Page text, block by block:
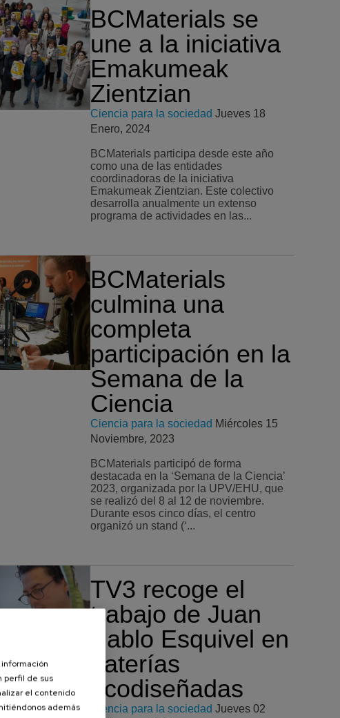
BCMaterials se
une a la iniciativa
Emakumeak
Zientzian
Ciencia para la sociedad Jueves 18
Enero, 2024
BCMaterials participa desde este año
como una de las entidades
coordinadoras de la iniciativa
Emakumeak Zientzian. Este colectivo
desarrolla anualmente un extenso
programa de actividades en las...
BCMaterials
culmina una
completa
participación en la
Semana de la
Ciencia
Ciencia para la sociedad Miércoles 15
Noviembre, 2023
BCMaterials participó de forma
destacada en la ‘Semana de la Ciencia’
2023, organizada por la UPV/EHU, que
se realizó del 8 al 12 de noviembre.
Durante esos cinco días, el centro
organizó un stand (‘...
TV3 recoge el
trabajo de Juan
Pablo Esquivel en
baterías
ecodiseñadas
Ciencia para la sociedad Jueves 02
perfil de sus
el contenido
además